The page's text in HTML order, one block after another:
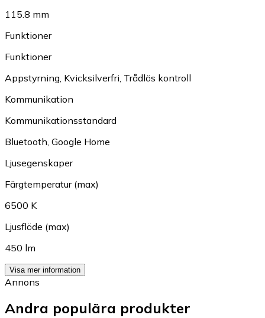
115.8 mm
Funktioner
Funktioner
Appstyrning Kvicksilverfri Trådlös kontroll
Kommunikation
Kommunikationsstandard
Bluetooth Google Home
Ljusegenskaper
Färgtemperatur (max)
6500 K
Ljusflöde (max)
450 lm
Visa mer information
Annons
Andra populära produkter